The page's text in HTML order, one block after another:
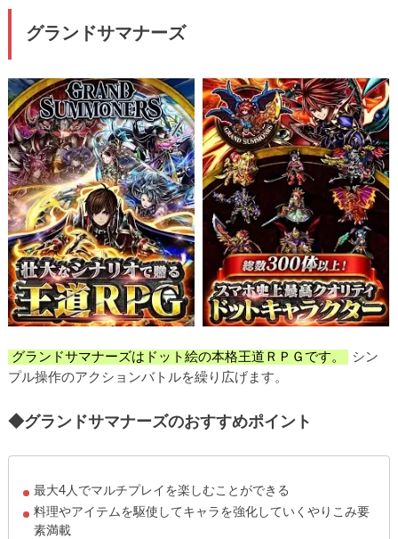
グランドサマナーズ
グランドサマナーズはドット絵の本格王道ＲＰＧです。
シン
プル操作のアクションバトルを繰り広げます。
◆グランドサマナーズのおすすめポイント
最大4人でマルチプレイを楽しむことができる
料理やアイテムを駆使してキャラを強化していくやりこみ要
素満載